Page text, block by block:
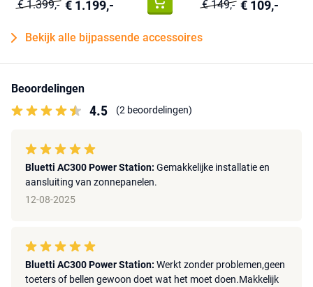
€ 1.399,- € 1.199,- € 149,- € 109,-
Bekijk alle bijpassende accessoires
Beoordelingen
4.5 (2 beoordelingen)
Bluetti AC300 Power Station: Gemakkelijke installatie en
aansluiting van zonnepanelen.
12-08-2025
Bluetti AC300 Power Station: Werkt zonder problemen,geen
toeters of bellen gewoon doet wat het moet doen.Makkelijk